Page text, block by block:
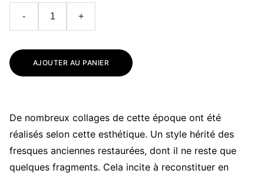
- +
AJOUTER AU PANIER
De nombreux collages de cette époque ont été
réalisés selon cette esthétique. Un style hérité des
fresques anciennes restaurées, dont il ne reste que
quelques fragments. Cela incite à reconstituer en